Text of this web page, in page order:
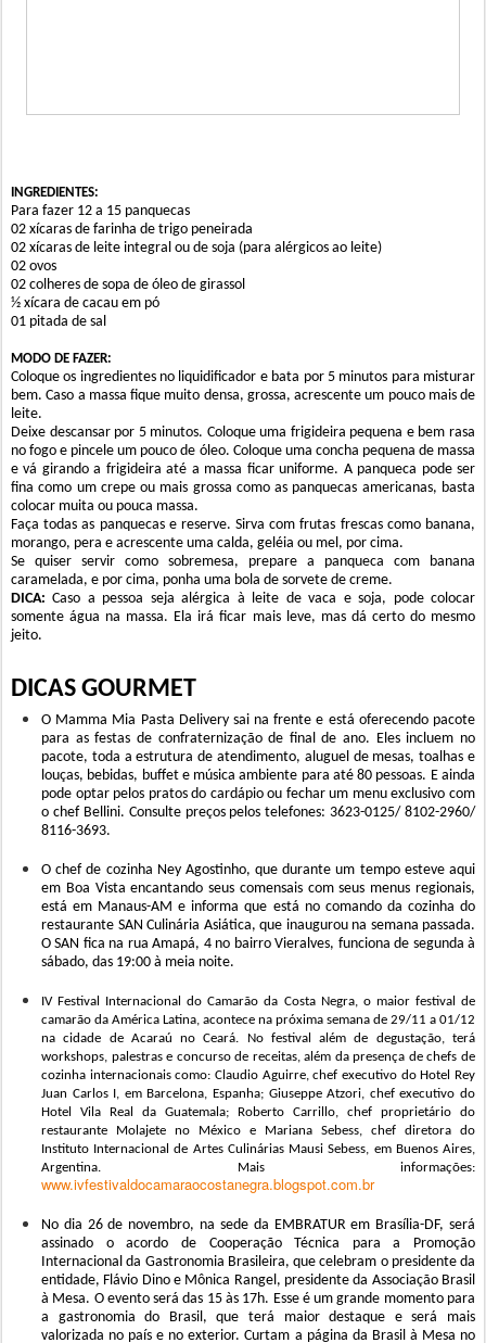
INGREDIENTES:
Para fazer 12 a 15 panquecas
02 xícaras de farinha de trigo peneirada
02 xícaras de leite integral ou de soja (para alérgicos ao leite)
02 ovos
02 colheres de sopa de óleo de girassol
½ xícara de cacau em pó
01 pitada de sal
MODO DE FAZER:
Coloque os ingredientes no liquidificador e bata por 5 minutos para misturar
bem. Caso a massa fique muito densa, grossa, acrescente um pouco mais de
leite.
Deixe descansar por 5 minutos. Coloque uma frigideira pequena e bem rasa
no fogo e pincele um pouco de óleo. Coloque uma concha pequena de massa
e vá girando a frigideira até a massa ficar uniforme. A panqueca pode ser
fina como um crepe ou mais grossa como as panquecas americanas, basta
colocar muita ou pouca massa.
Faça todas as panquecas e reserve. Sirva com frutas frescas como banana,
morango, pera e acrescente uma calda, geléia ou mel, por cima.
Se quiser servir como sobremesa, prepare a panqueca com banana
caramelada, e por cima, ponha uma bola de sorvete de creme.
DICA: Caso a pessoa seja alérgica à leite de vaca e soja, pode colocar
somente água na massa. Ela irá ficar mais leve, mas dá certo do mesmo
jeito.
DICAS GOURMET
O Mamma Mia Pasta Delivery sai na frente e está oferecendo pacote
para as festas de confraternização de final de ano. Eles incluem no
pacote, toda a estrutura de atendimento, aluguel de mesas, toalhas e
louças, bebidas, buffet e música ambiente para até 80 pessoas. E ainda
pode optar pelos pratos do cardápio ou fechar um menu exclusivo com
o chef Bellini. Consulte preços pelos telefones: 3623-0125/ 8102-2960/
8116-3693.
O chef de cozinha Ney Agostinho, que durante um tempo esteve aqui
em Boa Vista encantando seus comensais com seus menus regionais,
está em Manaus-AM e informa que está no comando da cozinha do
restaurante SAN Culinária Asiática, que inaugurou na semana passada.
O SAN fica na rua Amapá, 4 no bairro Vieralves, funciona de segunda à
sábado, das 19:00 à meia noite.
IV Festival Internacional do Camarão da Costa Negra, o maior festival de
camarão da América Latina, acontece na próxima semana de 29/11 a 01/12
na cidade de Acaraú no Ceará. No festival além de degustação, terá
workshops, palestras e concurso de receitas, além da presença de chefs de
cozinha internacionais como: Claudio Aguirre, chef executivo do Hotel Rey
Juan Carlos I, em Barcelona, Espanha; Giuseppe Atzori, chef executivo do
Hotel Vila Real da Guatemala; Roberto Carrillo, chef proprietário do
restaurante Molajete no México e Mariana Sebess, chef diretora do
Instituto Internacional de Artes Culinárias Mausi Sebess, em Buenos Aires,
Argentina. Mais informações:
www.ivfestivaldocamaraocostanegra.blogspot.com.br
No dia 26 de novembro, na sede da EMBRATUR em Brasília-DF, será
assinado o acordo de Cooperação Técnica para a Promoção
Internacional da Gastronomia Brasileira, que celebram o presidente da
entidade, Flávio Dino e Mônica Rangel, presidente da Associação Brasil
à Mesa. O evento será das 15 às 17h. Esse é um grande momento para
a gastronomia do Brasil, que terá maior destaque e será mais
valorizada no país e no exterior. Curtam a página da Brasil à Mesa no